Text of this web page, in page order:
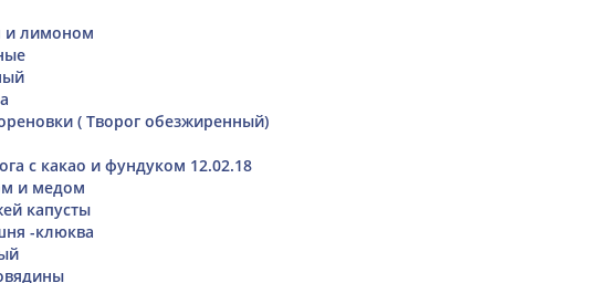
и лимоном
( Творог обезжиренный)
с какао и фундуком 12.02.18
и медом
капусты
-клюква